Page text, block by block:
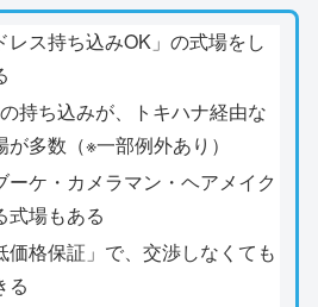
レス持ち込みOK」の式場をし
持ち込みが、トキハナ経由な
多数（※一部例外あり）
ーケ・カメラマン・ヘアメイク
式場もある
価格保証」で、交渉しなくても
る